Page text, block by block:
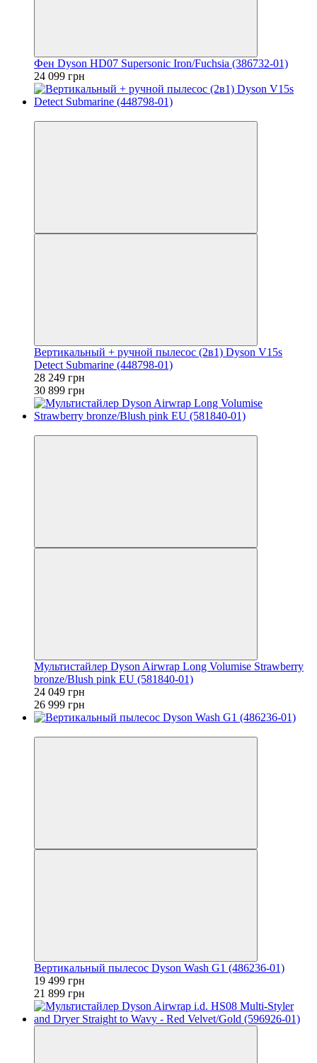
Фен Dyson HD07 Supersonic Iron/Fuchsia (386732-01)
24 099 грн
Вертикальный + ручной пылесос (2в1) Dyson V15s
Detect Submarine (448798-01)
28 249 грн
30 899 грн
Мультистайлер Dyson Airwrap Long Volumise Strawberry
bronze/Blush pink EU (581840-01)
24 049 грн
26 999 грн
Вертикальный пылесос Dyson Wash G1 (486236-01)
19 499 грн
21 899 грн